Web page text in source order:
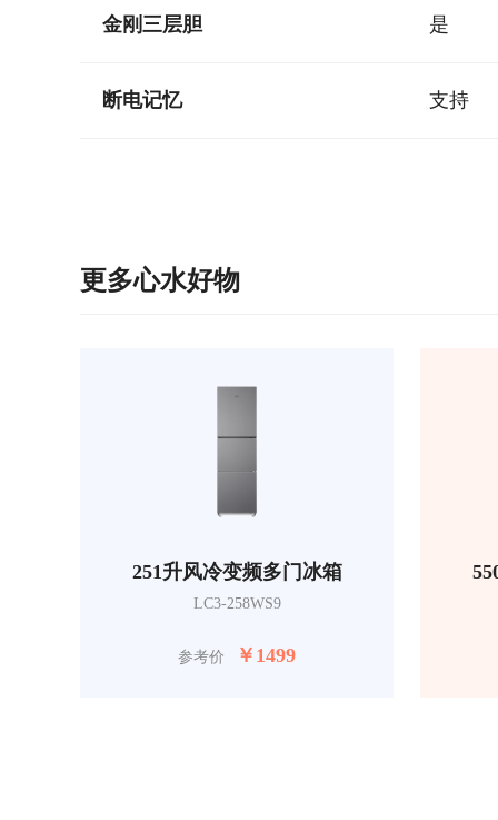
金刚三层胆 是
断电记忆 支持
更多心水好物
251升风冷变频多门冰箱
LC3-258WS9
参考价 ￥ 1499